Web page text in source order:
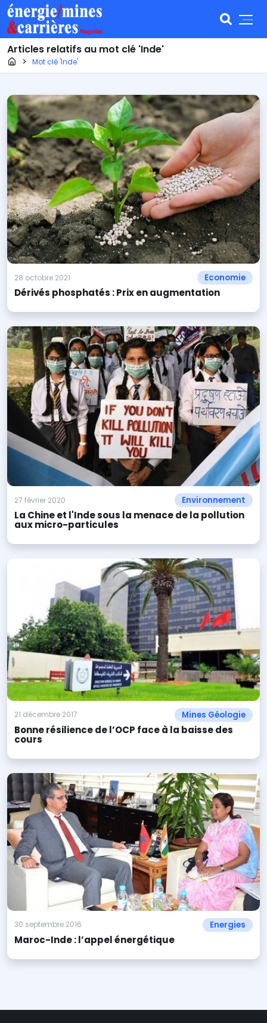
Articles relatifs au mot clé 'Inde'
Page d'accueil
Mot clé 'Inde'
28 octobre 2021 Economie
Dérivés phosphatés : Prix en augmentation
27 février 2020 Environnement
La Chine et l'Inde sous la menace de la pollution
aux micro-particules
21 décembre 2017 Mines Géologie
Bonne résilience de l’OCP face à la baisse des
cours
30 septembre 2016 Energies
Maroc-Inde : l’appel énergétique